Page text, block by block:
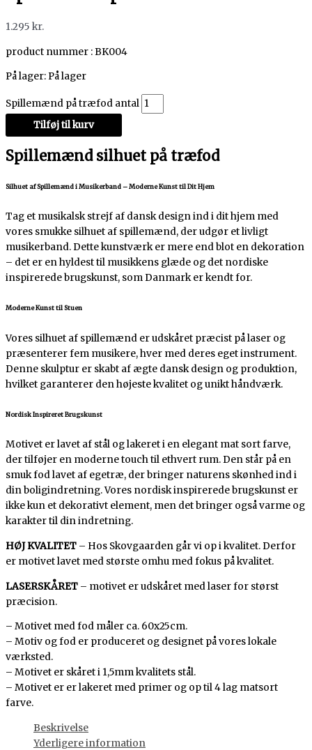
1.295 kr.
product nummer : BK004
På lager: På lager
Spillemænd på træfod antal
Tilføj til kurv
Spillemænd silhuet på træfod
Silhuet af Spillemænd i Musikerband – Moderne Kunst til Dit Hjem
Tag et musikalsk strejf af dansk design ind i dit hjem med
vores smukke silhuet af spillemænd, der udgør et livligt
musikerband. Dette kunstværk er mere end blot en dekoration
– det er en hyldest til musikkens glæde og det nordiske
inspirerede brugskunst, som Danmark er kendt for.
Moderne Kunst til Stuen
Vores silhuet af spillemænd er udskåret præcist på laser og
præsenterer fem musikere, hver med deres eget instrument.
Denne skulptur er skabt af ægte dansk design og produktion,
hvilket garanterer den højeste kvalitet og unikt håndværk.
Nordisk Inspireret Brugskunst
Motivet er lavet af stål og lakeret i en elegant mat sort farve,
der tilføjer en moderne touch til ethvert rum. Den står på en
smuk fod lavet af egetræ, der bringer naturens skønhed ind i
din boligindretning. Vores nordisk inspirerede brugskunst er
ikke kun et dekorativt element, men det bringer også varme og
karakter til din indretning.
HØJ KVALITET – Hos Skovgaarden går vi op i kvalitet. Derfor
er motivet lavet med største omhu med fokus på kvalitet.
LASERSKÅRET – motivet er udskåret med laser for størst
præcision.
– Motivet med fod måler ca. 60x25cm.
– Motiv og fod er produceret og designet på vores lokale
værksted.
– Motivet er skåret i 1,5mm kvalitets stål.
– Motivet er er lakeret med primer og op til 4 lag matsort
farve.
Beskrivelse
Yderligere information